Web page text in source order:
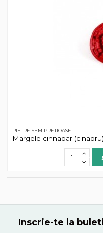
PIETRE SEMIPRETIOASE
Margele cinnabar
Inscrie-te la